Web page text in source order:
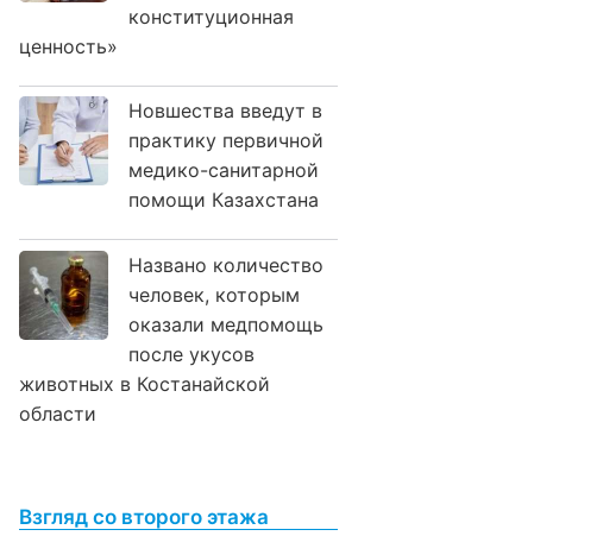
конституционная
ценность»
Новшества введут в
практику первичной
медико-санитарной
помощи Казахстана
Названо количество
человек, которым
оказали медпомощь
после укусов
животных в Костанайской
области
Взгляд со второго этажа